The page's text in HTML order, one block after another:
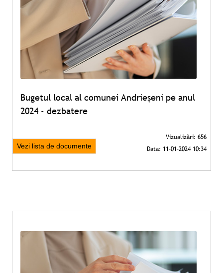
Bugetul local al comunei Andrieșeni pe anul
2024 - dezbatere
Vezi lista de documente